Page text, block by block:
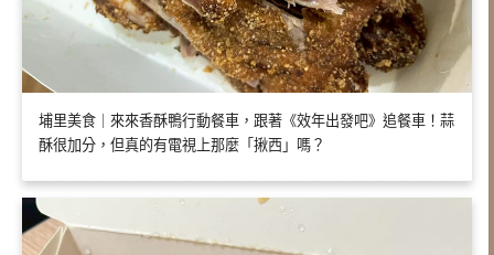
埔里美食｜來來香酥鴨行動餐車，跟著《效年出發吧》追餐車！蒜
酥很加分，但真的有電視上那麼「揪西」嗎？